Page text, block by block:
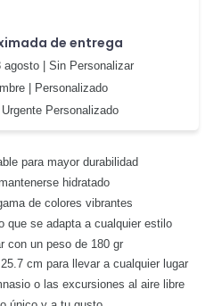
de entrega
agosto| Sin Personalizar
| Personalizado
Urgente Personalizado
para mayor durabilidad
hidratado
de colores vibrantes
que se adapta a cualquier estilo
con un peso de 180 gr
cm para llevar a cualquier lugar
o las excursiones al aire libre